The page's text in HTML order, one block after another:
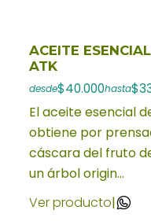
ACEITE
ATK
desde$40.000hasta
El aceite esencial
obtiene por
cáscara del fruto
un árbol origin...
Ver producto|